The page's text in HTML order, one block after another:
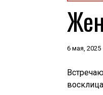
6 мая, 2025